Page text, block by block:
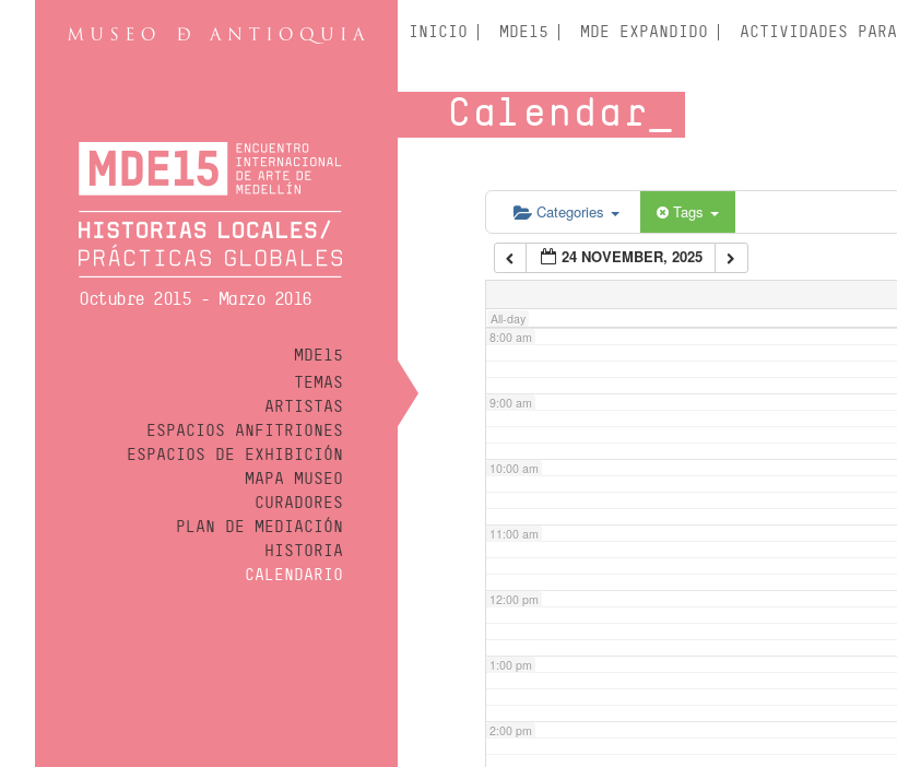
Octubre 2015 - Marzo 2016
MDE15
TEMAS
ARTISTAS
ESPACIOS ANFITRIONES
ESPACIOS DE EXHIBICIÓN
MAPA MUSEO
CURADORES
PLAN DE MEDIACIÓN
HISTORIA
CALENDARIO
INICIO MDE15 MDE EXPANDIDO ACTIVIDADES
Calendar
Categories Tags
24 NOVEMBER, 2025
All-day
5:00 am
6:00 am
7:00 am
8:00 am
9:00 am
10:00 am
11:00 am
12:00 pm
1:00 pm
2:00 pm